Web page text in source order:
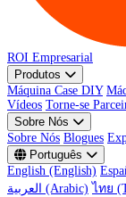
ROI Empresarial
Produtos
Máquina Case DIY
Vídeos Torne-se
Sobre Nós
Sobre Nós Blogues
Português
English (English)
العربية (Arabic) ไทย